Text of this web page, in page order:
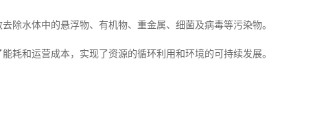
除水体中的悬浮物、有机物、重金属、细菌及病毒等污染物。
耗和运营成本，实现了资源的循环利用和环境的可持续发展。